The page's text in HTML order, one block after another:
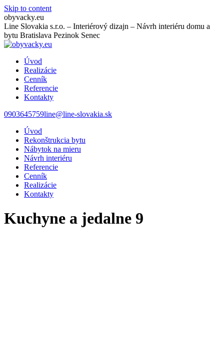
Skip to content
obyvacky.eu
Line Slovakia s.r.o. – Interiérový dizajn – Návrh interiéru domu a
bytu Bratislava Pezinok Senec
Úvod
Realizácie
Cenník
Referencie
Kontakty
0903645759line@line-slovakia.sk
Úvod
Rekonštrukcia bytu
Nábytok na mieru
Návrh interiéru
Referencie
Cenník
Realizácie
Kontakty
Kuchyne a jedalne 9